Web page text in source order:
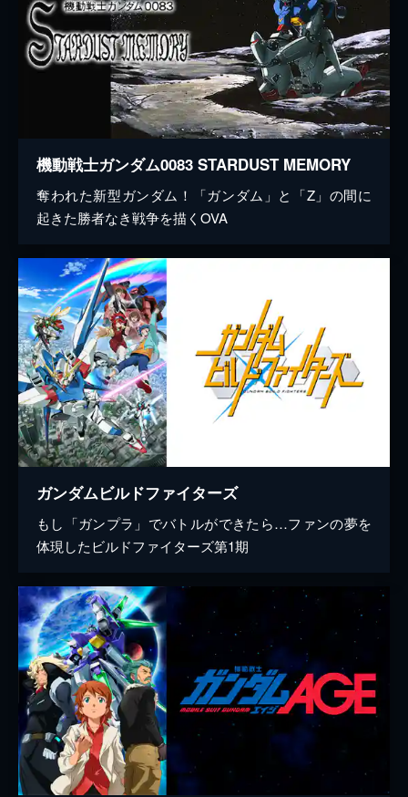
機動戦士ガンダム0083 STARDUST MEMORY
奪われた新型ガンダム！「ガンダム」と「Z」の間に
起きた勝者なき戦争を描くOVA
ガンダムビルドファイターズ
もし「ガンプラ」でバトルができたら…ファンの夢を
体現したビルドファイターズ第1期